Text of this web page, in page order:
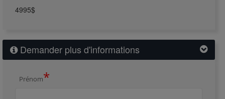
4995$
Demander plus d'informations
Prénom*